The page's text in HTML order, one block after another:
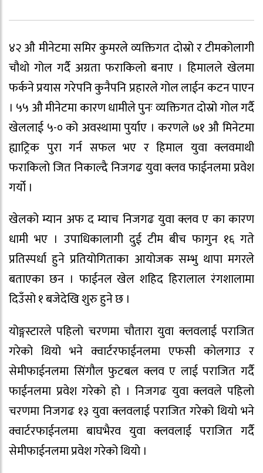
४२ औ मीनेटमा समिर कुमरले व्यक्तिगत दोस्रो र टीमकोलागी
चौथो गोल गर्दै अग्रता फराकिलो बनाए । हिमालले खेलमा
फर्कने प्रयास गरेपनि कुनैपनि प्रहारले गोल लाईन कटन पाएन
। ५५ औ मीनेटमा कारण धामीले पुनः व्यक्तिगत दोस्रो गोल गर्दै
खेललाई ५-० को अवस्थामा पुर्याए । करणले ७१ औ मिनेटमा
ह्याट्रिक पुरा गर्न सफल भए र हिमाल युवा क्लवमाथी
फराकिलो जित निकाल्दै निजगढ युवा क्लव फाईनलमा प्रवेश
गर्यो ।
खेलको म्यान अफ द म्याच निजगढ युवा क्लव ए का कारण
धामी भए । उपाधिकालागी दुई टीम बीच फागुन १६ गते
प्रतिस्पर्धा हुने प्रतियोगिताका आयोजक सम्भु थापा मगरले
बताएका छन । फाईनल खेल शहिद हिरालाल रंगशालामा
दिउँसो १ बजेदेखि शुरु हुने छ ।
योङ्गस्टारले पहिलो चरणमा चौतारा युवा क्लवलाई पराजित
गरेको थियो भने क्वार्टरफाईनलमा एफसी कोलगाउ र
सेमीफाईनलमा सिंगौल फुटबल क्लव ए लाई पराजित गर्दै
फाईनलमा प्रवेश गरेको हो । निजगढ युवा क्लवले पहिलो
चरणमा निजगढ १३ युवा क्लवलाई पराजित गरेको थियो भने
क्वार्टरफाईनलमा बाघभैरव युवा क्लवलाई पराजित गर्दै
सेमीफाईनलमा प्रवेश गरेको थियो ।